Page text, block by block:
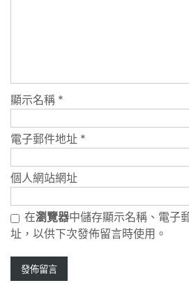
顯示名稱 *
電子郵件地址 *
個人網站網址
在瀏覽器中儲存顯示名稱、電子
址，以供下次發佈留言時使用。